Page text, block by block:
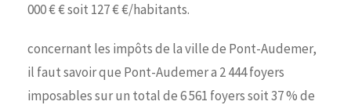
000 € € soit 127 € €/habitants.
concernant les impôts de la ville de Pont-Audemer,
il faut savoir que Pont-Audemer a 2 444 foyers
imposables sur un total de 6 561 foyers soit 37 % de